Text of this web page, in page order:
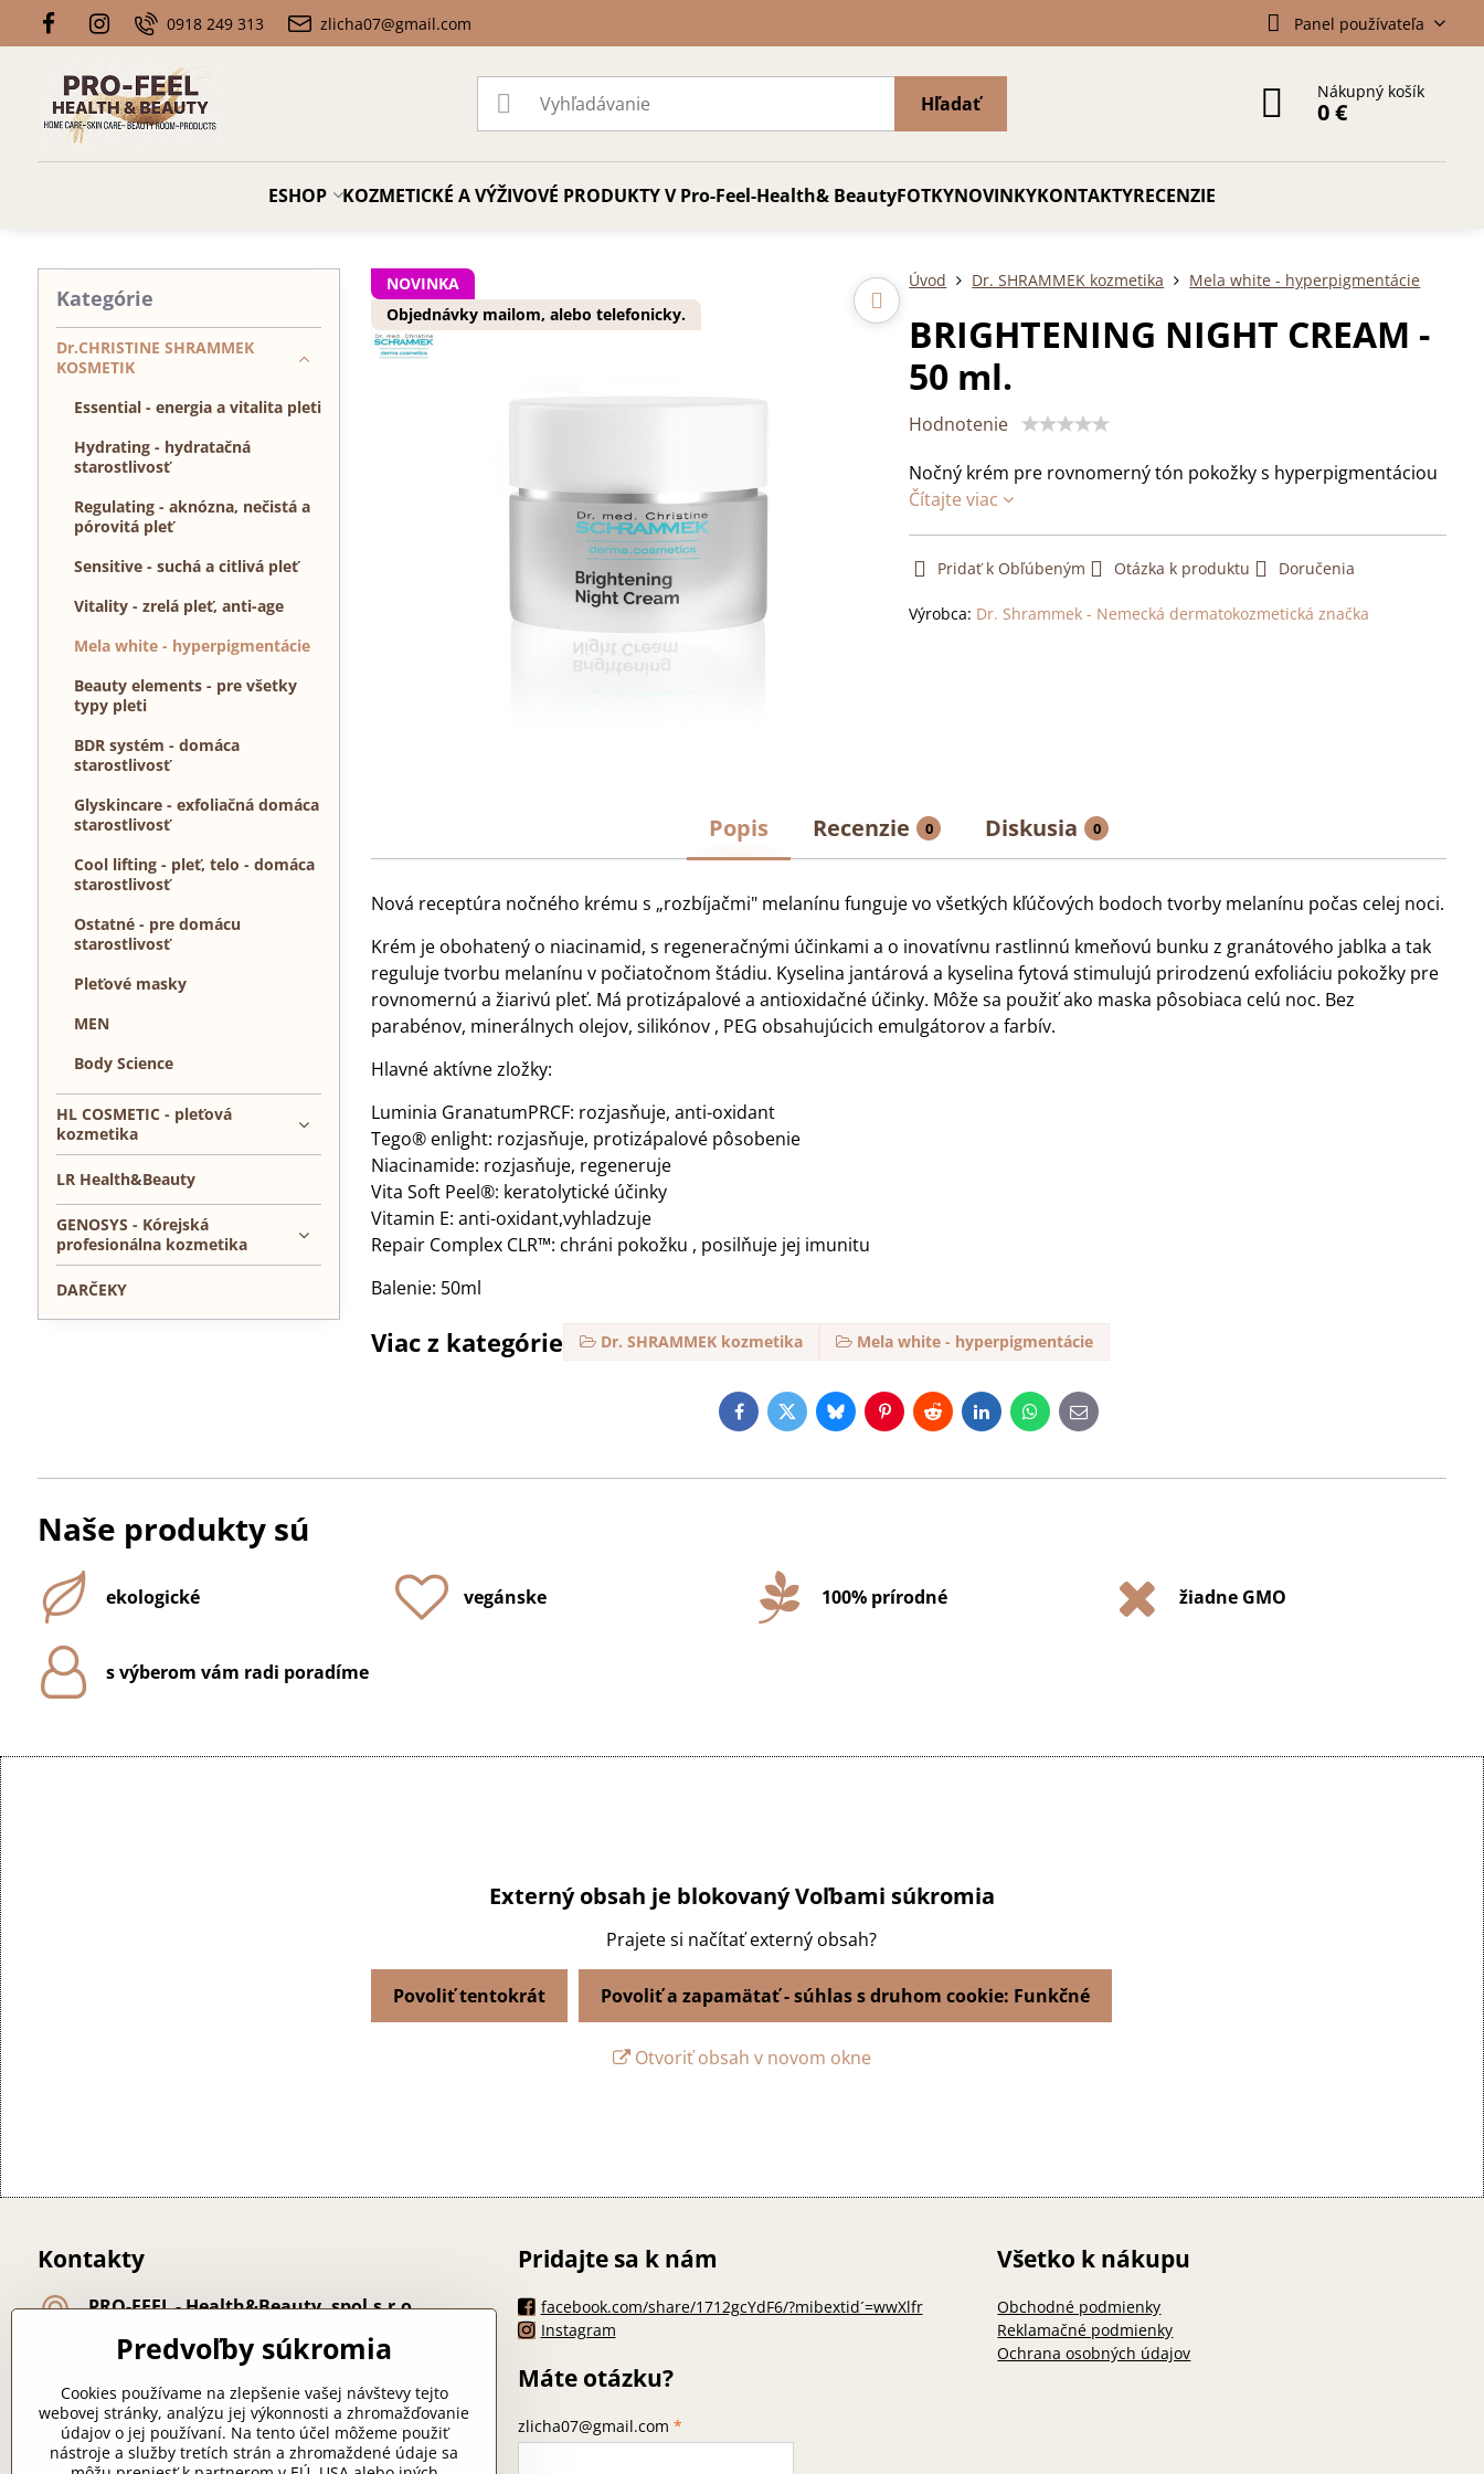
0918 249 313 zlicha07@gmail.com Panel používateľa
Hľadať
Nákupný košík
0 €
ESHOP KOZMETICKÉ A VÝŽIVOVÉ PRODUKTY V Pro-Feel-Health& BeautyFOTKYNOVINKYKONTAKTYRECENZIE
NOVINKA
Objednávky mailom, alebo telefonicky.
Úvod Dr. SHRAMMEK kozmetika Mela white - hyperpigmentácie
BRIGHTENING NIGHT CREAM -
50 ml.
Hodnotenie
Nočný krém pre rovnomerný tón pokožky s hyperpigmentáciou
Čítajte viac
Pridať k Obľúbeným Otázka k produktu Doručenia
Výrobca: Dr. Shrammek - Nemecká dermatokozmetická značka
Popis Recenzie 0 Diskusia 0
Nová receptúra nočného krému s „rozbíjačmi" melanínu funguje vo všetkých kľúčových bodoch tvorby melanínu počas celej noci.
Krém je obohatený o niacinamid, s regeneračnými účinkami a o inovatívnu rastlinnú kmeňovú bunku z granátového jablka a tak
reguluje tvorbu melanínu v počiatočnom štádiu. Kyselina jantárová a kyselina fytová stimulujú prirodzenú exfoliáciu pokožky pre
rovnomernú a žiarivú pleť. Má protizápalové a antioxidačné účinky. Môže sa použiť ako maska pôsobiaca celú noc. Bez
parabénov, minerálnych olejov, silikónov , PEG obsahujúcich emulgátorov a farbív.
Hlavné aktívne zložky:
Luminia GranatumPRCF: rozjasňuje, anti-oxidant
Tego® enlight: rozjasňuje, protizápalové pôsobenie
Niacinamide: rozjasňuje, regeneruje
Vita Soft Peel®: keratolytické účinky
Vitamin E: anti-oxidant,vyhladzuje
Repair Complex CLR™: chráni pokožku , posilňuje jej imunitu
Balenie: 50ml
Viac z kategórie Dr. SHRAMMEK kozmetika Mela white - hyperpigmentácie
FacebookTwitterBlueskyPinterestRedditLinkedInWhatsApp
E-
mail
Kategórie
Dr.CHRISTINE SHRAMMEK
KOSMETIK
Essential - energia a vitalita pleti
Hydrating - hydratačná
starostlivosť
Regulating - aknózna, nečistá a
pórovitá pleť
Sensitive - suchá a citlivá pleť
Vitality - zrelá pleť, anti-age
Mela white - hyperpigmentácie
Beauty elements - pre všetky
typy pleti
BDR systém - domáca
starostlivosť
Glyskincare - exfoliačná domáca
starostlivosť
Cool lifting - pleť, telo - domáca
starostlivosť
Ostatné - pre domácu
starostlivosť
Pleťové masky
MEN
Body Science
HL COSMETIC - pleťová
kozmetika
LR Health&Beauty
GENOSYS - Kórejská
profesionálna kozmetika
DARČEKY
Naše produkty sú
ekologické vegánske 100% prírodné žiadne GMO
s výberom vám radi poradíme
Externý obsah je blokovaný Voľbami súkromia
Prajete si načítať externý obsah?
Povoliť tentokrát Povoliť a zapamätať - súhlas s druhom cookie: Funkčné
Otvoriť obsah v novom okne
Kontakty
PRO-FEEL - Health&Beauty, spol​.s​.r​.o​.
974 01 Banská Bystrica
majiteľka: Bc. Lichá Zuzana
+421 918 249 313
Pridajte sa k nám
facebook.com/share/1712gcYdF6/?mibextid´=wwXlfr
Instagram
Máte otázku?
zlicha07@gmail.com *
Všetko k nákupu
Obchodné podmienky
Reklamačné podmienky
Ochrana osobných údajov
Predvoľby súkromia
Cookies používame na zlepšenie vašej návštevy tejto
webovej stránky, analýzu jej výkonnosti a zhromažďovanie
údajov o jej používaní. Na tento účel môžeme použiť
nástroje a služby tretích strán a zhromaždené údaje sa